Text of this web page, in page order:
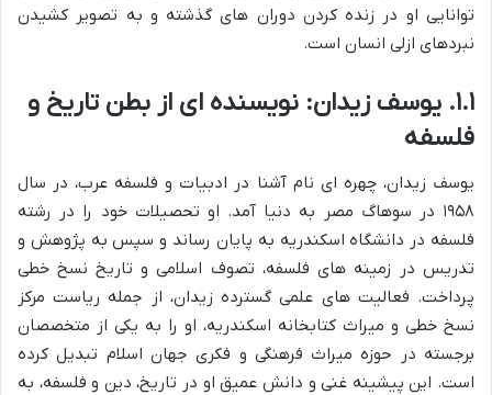
توانایی او در زنده کردن دوران های گذشته و به تصویر کشیدن
نبردهای ازلی انسان است.
۱.۱. یوسف زیدان: نویسنده ای از بطن تاریخ و
فلسفه
یوسف زیدان، چهره ای نام آشنا در ادبیات و فلسفه عرب، در سال
۱۹۵۸ در سوهاگ مصر به دنیا آمد. او تحصیلات خود را در رشته
فلسفه در دانشگاه اسکندریه به پایان رساند و سپس به پژوهش و
تدریس در زمینه های فلسفه، تصوف اسلامی و تاریخ نسخ خطی
پرداخت. فعالیت های علمی گسترده زیدان، از جمله ریاست مرکز
نسخ خطی و میراث کتابخانه اسکندریه، او را به یکی از متخصصان
برجسته در حوزه میراث فرهنگی و فکری جهان اسلام تبدیل کرده
است. این پیشینه غنی و دانش عمیق او در تاریخ، دین و فلسفه، به